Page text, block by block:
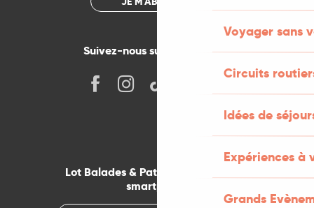
Voyager sans
Circuits
Idées de
Expériences à
Grands
Suivez-nous sur les réseaux !
Lot Balades & Patrimoines sur votre
smartphone